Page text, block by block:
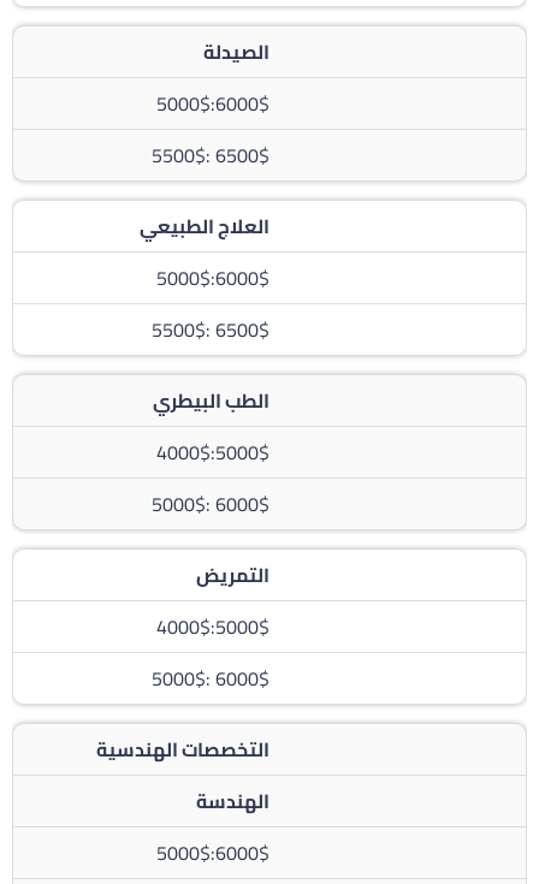
الصيدلة
6000$:5000$
6500$ :5500$
العلاج الطبيعي
6000$:5000$
6500$ :5500$
الطب البيطري
5000$:4000$
6000$ :5000$
التمريض
5000$:4000$
6000$ :5000$
التخصصات الهندسية
الهندسة
6000$:5000$